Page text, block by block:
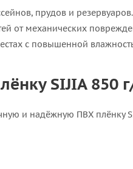
прудов и резервуаров.
от механических
с повышенной
SIJIA 850
и надёжную ПВХ плёнку